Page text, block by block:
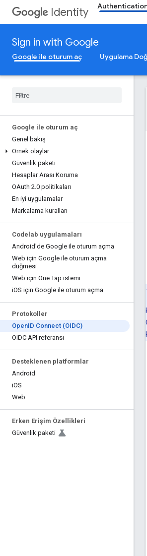
Identity
Sign in with Google
Google ile oturum aç Uygulama
Google ile oturum aç
Genel bakış
Örnek olaylar
Güvenlik paketi
Hesaplar Arası Koruma
OAuth 2.0 politikaları
En iyi uygulamalar
Markalama kuralları
Codelab uygulamaları
Android'de Google ile oturum açma
Web için Google ile oturum açma
düğmesi
Web için One Tap istemi
iOS için Google ile oturum açma
Protokoller
OpenID Connect (OIDC)
OIDC API referansı
Desteklenen platformlar
Android
iOS
Web
Erken Erişim Özellikleri
Güvenlik paketi